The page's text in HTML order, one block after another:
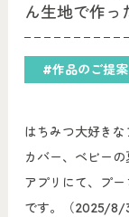
ん生地で作っ
#作品のご提案
はちみつ大好き
カバー、ベビー
アプリにて、プ
です。（2025/8/